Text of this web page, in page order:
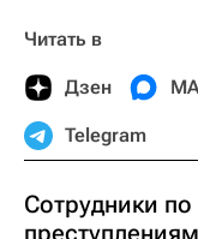
Читать в
Дзен
Telegram
Сотрудники